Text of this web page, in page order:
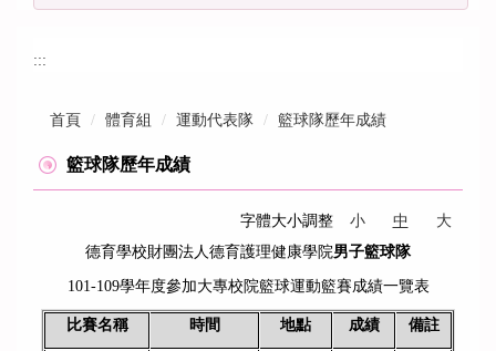
:::
首頁 體育組 運動代表隊 籃球隊歷年成績
籃球隊歷年成績
字體大小調整 小 中
大
德育學校財團法人德育護理健康學院男子籃球隊
101-109學年度參加大專校院籃球運動籃賽成績一覽表
比賽名稱 時間 地點 成績 備註